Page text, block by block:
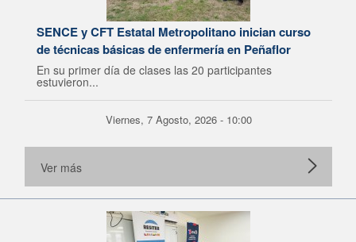
SENCE y CFT Estatal Metropolitano inician curso
de técnicas básicas de enfermería en Peñaflor
En su primer día de clases las 20 participantes
estuvieron...
Viernes, 7 Agosto, 2026 - 10:00
Ver más